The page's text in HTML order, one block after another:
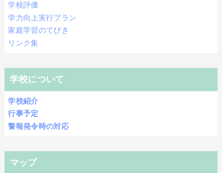
学校評価
学力向上実行プラン
家庭学習のてびき
リンク集
学校について
学校紹介
行事予定
警報発令時の対応
マップ